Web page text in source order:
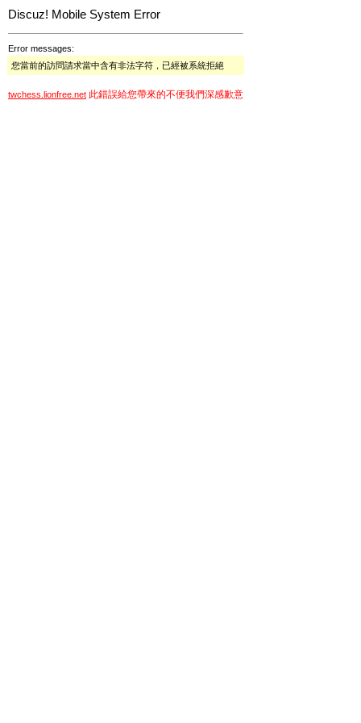
Discuz! Mobile System Error
Error messages:
您當前的訪問請求當中含有非法字符，已經被系統拒絕
twchess.lionfree.net 此錯誤給您帶來的不便我們深感歉意